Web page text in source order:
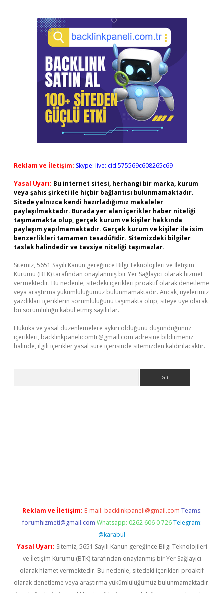
Reklam ve İletişim: Skype: live:.cid.575569c608265c69
Yasal Uyarı: Bu internet sitesi, herhangi bir marka, kurum
veya şahıs şirketi ile hiçbir bağlantısı bulunmamaktadır.
Sitede yalnızca kendi hazırladığımız makaleler
paylaşılmaktadır. Burada yer alan içerikler haber niteliği
taşımamakta olup, gerçek kurum ve kişiler hakkında
paylaşım yapılmamaktadır. Gerçek kurum ve kişiler ile isim
benzerlikleri tamamen tesadüfidir. Sitemizdeki bilgiler
taslak halindedir ve tavsiye niteliği taşımazlar.
Sitemiz, 5651 Sayılı Kanun gereğince Bilgi Teknolojileri ve İletişim
Kurumu (BTK) tarafından onaylanmış bir Yer Sağlayıcı olarak hizmet
vermektedir. Bu nedenle, sitedeki içerikleri proaktif olarak denetleme
veya araştırma yükümlülüğümüz bulunmamaktadır. Ancak, üyelerimiz
yazdıkları içeriklerin sorumluluğunu taşımakta olup, siteye üye olarak
bu sorumluluğu kabul etmiş sayılırlar.
Hukuka ve yasal düzenlemelere aykırı olduğunu düşündüğünüz
içerikleri, backlinkpanelicomtr@gmail.com adresine bildirmeniz
halinde, ilgili içerikler yasal süre içerisinde sitemizden kaldırılacaktır.
Reklam ve İletişim: E-mail: backlinkpaneli@gmail.com Teams:
forumhizmeti@gmail.com Whatsapp: 0262 606 0 726 Telegram:
@karabul
Yasal Uyarı: Sitemiz, 5651 Sayılı Kanun gereğince Bilgi Teknolojileri
ve İletişim Kurumu (BTK) tarafından onaylanmış bir Yer Sağlayıcı
olarak hizmet vermektedir. Bu nedenle, sitedeki içerikleri proaktif
olarak denetleme veya araştırma yükümlülüğümüz bulunmamaktadır.